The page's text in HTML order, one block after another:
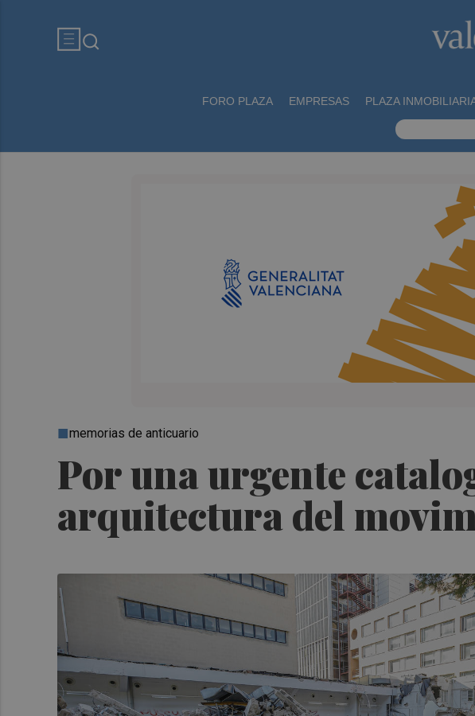
FORO PLAZA EMPRESAS PLAZA
Por una urgente
arquitectura del
memorias de anticuario